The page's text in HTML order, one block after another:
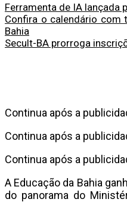
Ferramenta de IA lançada
Confira o calendário com
Bahia
Secult-BA prorroga
Continua após a
Continua após a
Continua após a
A Educação da Bahia
do panorama do